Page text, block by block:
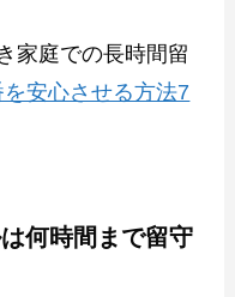
家庭での長時間留
安心させる方法7
何時間まで留守